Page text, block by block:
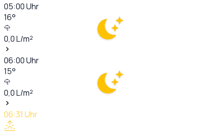
05:00Uhr
16°
0,0L/m²
06:00Uhr
15°
0,0L/m²
06:31 Uhr